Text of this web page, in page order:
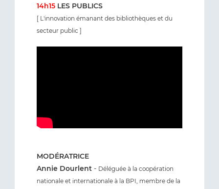
14h15 LES PUBLICS
[ L'innovation émanant des bibliothèques et du
secteur public ]
MODÉRATRICE
Annie Dourlent - Déléguée à la coopération
nationale et internationale à la BPI, membre de la